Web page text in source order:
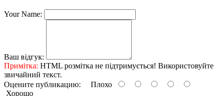
Your Name:
Ваш відгук:
Примітка: HTML розмітка не підтримується! Використовуйте
звичайний текст.
Оцените публикацию:
Плохо
Хорошо